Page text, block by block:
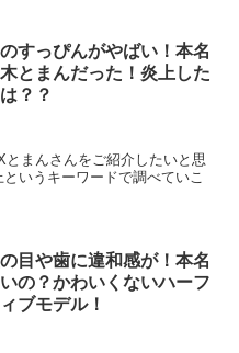
すっぴんがやばい！本名
とまんだった！炎上した
？？
まんさんをご紹介したいと思
いうキーワードで調べていこ
目や歯に違和感が！本名
の？かわいくないハーフ
ブモデル！